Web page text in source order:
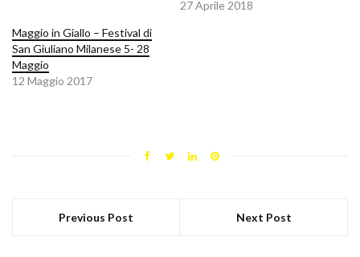
27 Aprile 2018
Maggio in Giallo – Festival di
San Giuliano Milanese 5- 28
Maggio
12 Maggio 2017
Previous Post Next Post